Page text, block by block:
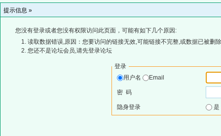
提示信息 »
您没有登录或者您没有权限访问此页面，可能有如下几个原因:
读取数据错误,原因：您要访问的链接无效,可能链接不完整,或数据已被删
您还不是论坛会员,请先登录论坛
登录
用户名
Email
密 码
隐身登录